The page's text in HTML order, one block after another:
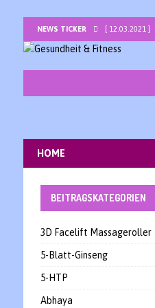
NEWS TICKER [ 12.03.2021 ]
[ 05.03.2021 ]
[ 19.02.2021 ]
[ 29.01.2021 ]
HOME
BEITRAGSKATEGORIEN
3D Facelift Massageroller
5-Blatt-Ginseng
5-HTP
Abhaya